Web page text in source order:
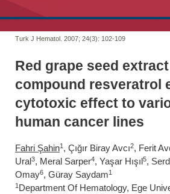
Turk J Hematol. 2007; 24(3): 102-109
Red grape seed
compound resveratrol
cytotoxic effect to
human cancer lines
Fahri Şahin1 , Çığır Biray Avcı2, Ferit
Ural3, Meral Sarper4, Yaşar Hışıl5,
Omay6, Güray Saydam1
1 Department Of Hematology, Ege